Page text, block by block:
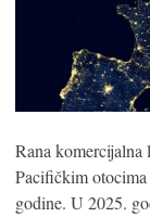
Rana komercijalna
Pacifičkim
godine. U 2025.